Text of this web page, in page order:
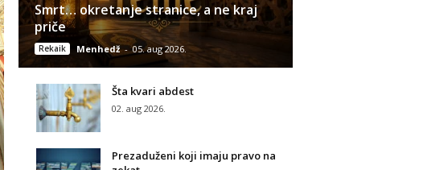
Smrt… okretanje stranice, a ne kraj
priče
Rekaik Menhedž - 05. aug 2026.
Šta kvari abdest
02. aug 2026.
Prezaduženi koji imaju pravo na